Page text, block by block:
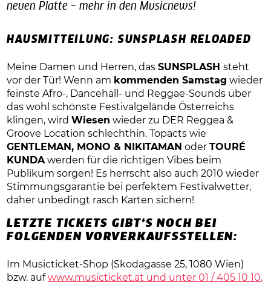
neuen Platte – mehr in den Musicnews!
HAUSMITTEILUNG: SUNSPLASH RELOADED
Meine Damen und Herren, dasSUNSPLASHsteht
vor der Tür! Wenn am kommenden Samstag wieder
feinste Afro-, Dancehall- und Reggae-Sounds über
das wohl schönste Festivalgelände Österreichs
klingen, wirdWiesen wieder zu DER Reggea &
Groove Location schlechthin. Topacts wie
GENTLEMAN, MONO & NIKITAMAN oderTOURÉ
KUNDA werden für die richtigen Vibes beim
Publikum sorgen! Es herrscht also auch 2010 wieder
Stimmungsgarantie bei perfektem Festivalwetter,
daher unbedingt rasch Karten sichern!
LETZTE TICKETS GIBT‘S NOCH BEI
FOLGENDEN VORVERKAUFSSTELLEN:
Im Musicticket-Shop (Skodagasse 25, 1080 Wien)
bzw. aufwww.musicticket.at und unter 01 / 405 10 10,